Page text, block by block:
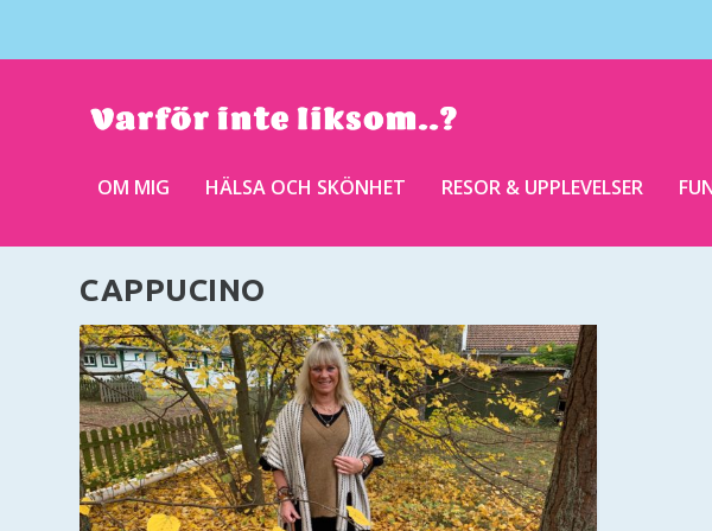
OM MIG HÄLSA OCH SKÖNHET RESOR & UPPLEVELSER
CAPPUCINO